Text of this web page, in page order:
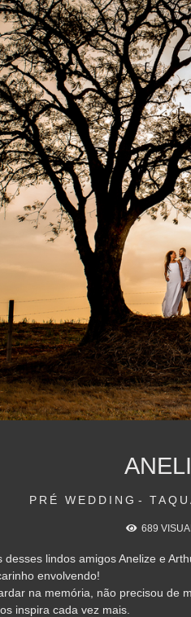
PRÉ WEDDING
689
lindos amigos Anelize e
envolvendo!
na memória, não precisou de
inspira cada vez mais.